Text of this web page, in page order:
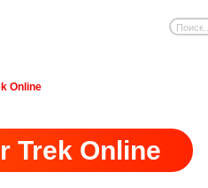
Online
Trek Online